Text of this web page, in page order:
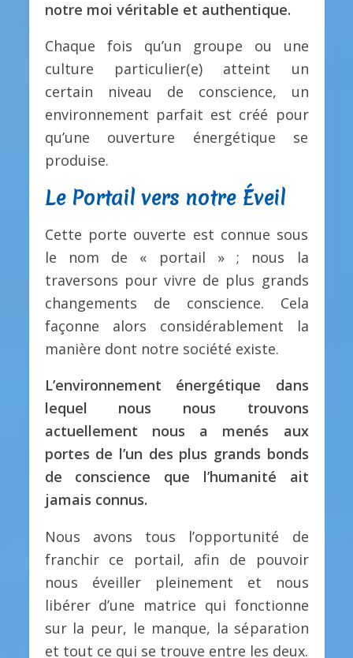
notre moi véritable et authentique.
Chaque fois qu’un groupe ou une
culture particulier(e) atteint un
certain niveau de conscience, un
environnement parfait est créé pour
qu’une ouverture énergétique se
produise.
Le Portail vers notre Éveil
Cette porte ouverte est connue sous
le nom de « portail » ; nous la
traversons pour vivre de plus grands
changements de conscience. Cela
façonne alors considérablement la
manière dont notre société existe.
L’environnement énergétique dans
lequel nous nous trouvons
actuellement nous a menés aux
portes de l’un des plus grands bonds
de conscience que l’humanité ait
jamais connus.
Nous avons tous l’opportunité de
franchir ce portail, afin de pouvoir
nous éveiller pleinement et nous
libérer d’une matrice qui fonctionne
sur la peur, le manque, la séparation
et tout ce qui se trouve entre les deux.